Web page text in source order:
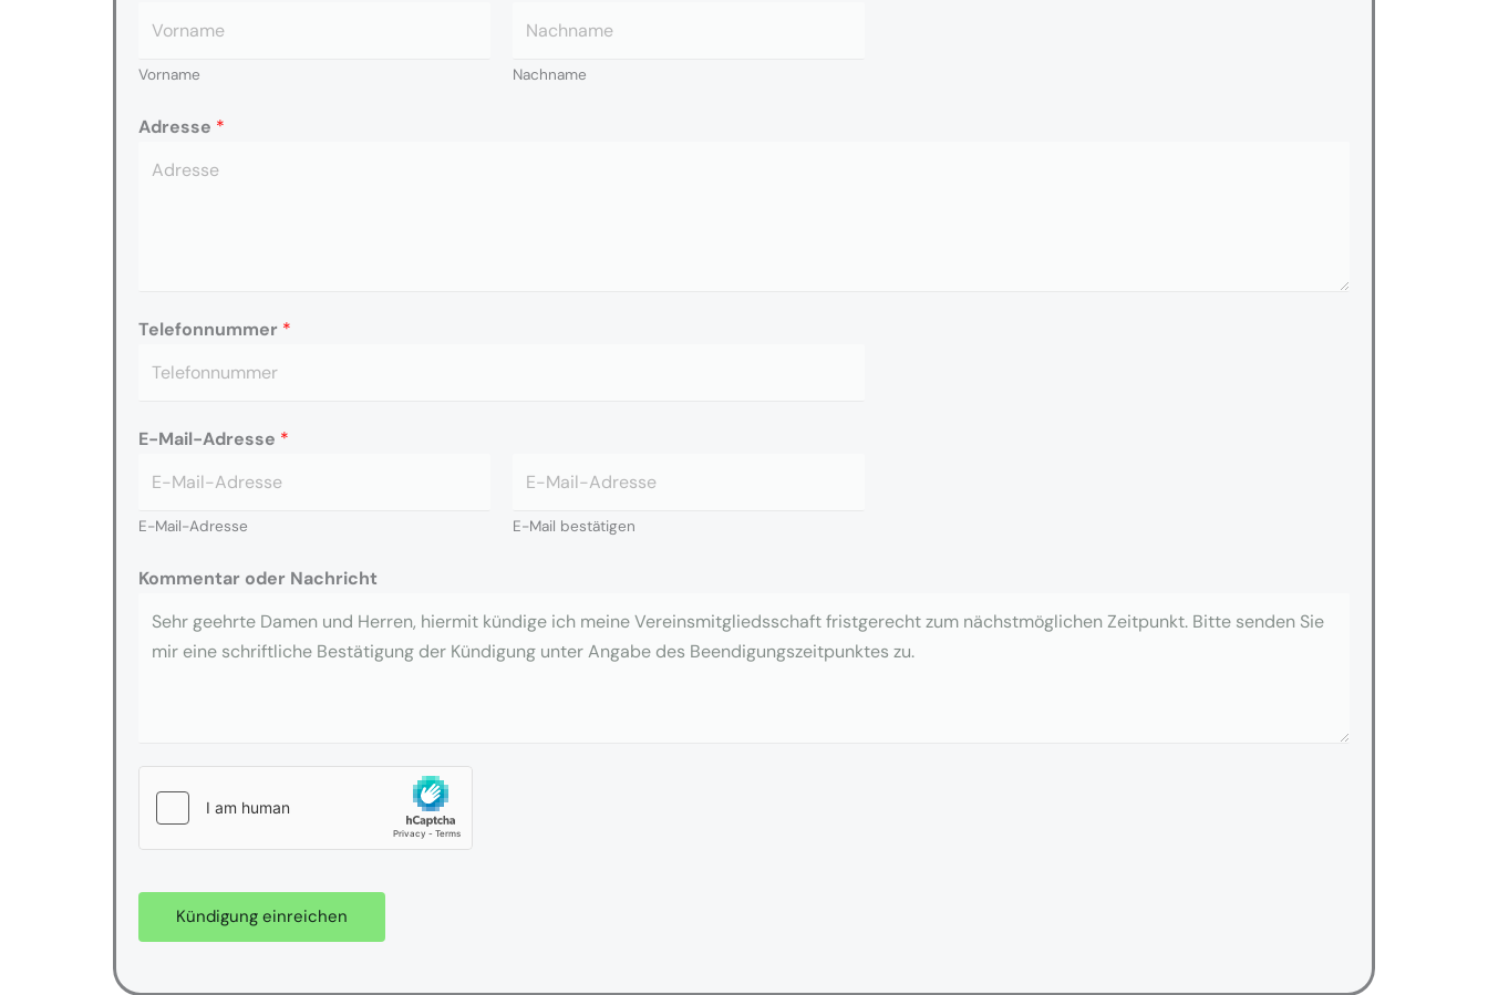
Vorname Nachname
Adresse *
Telefonnummer *
E-Mail-Adresse *
E-Mail-Adresse E-Mail bestätigen
Kommentar oder Nachricht
Kündigung einreichen